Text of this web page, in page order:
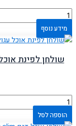
מידע נוסף
שולחן לפינת
הוספה לסל